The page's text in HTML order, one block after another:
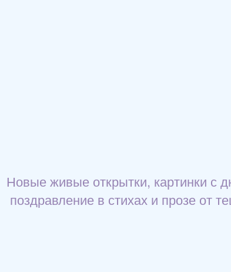
Новые живые открытки, картинки с
поздравление в стихах и прозе от